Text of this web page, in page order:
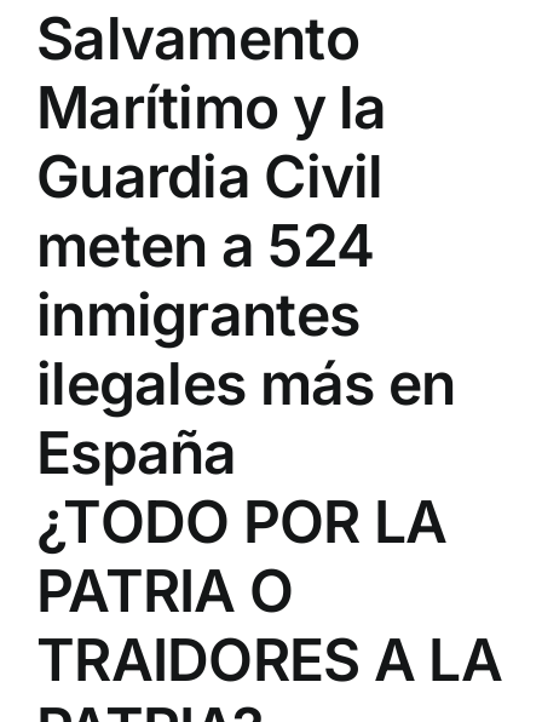
Salvamento
Marítimo y la
Guardia Civil
meten a 524
inmigrantes
ilegales más en
España
¿TODO POR LA
PATRIA O
TRAIDORES A LA